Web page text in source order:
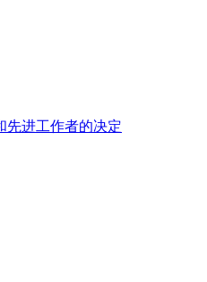
先进工作者的决定